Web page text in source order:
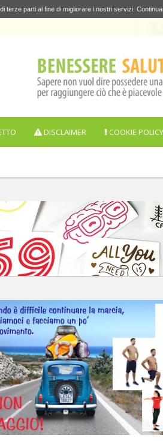
terze parti al fine di migliorare i nostri servizi.
DISCLAIMER COOKIE POLICY